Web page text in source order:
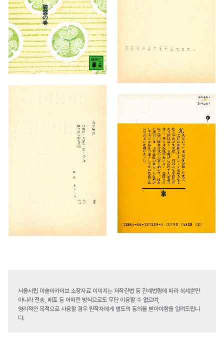
서울시립 미술아카이브 소장자료 이미지는 저작권법 등 관계법령에 따라 복제뿐만
아니라 전송, 배포 등 어떠한 방식으로도 무단 이용할 수 없으며,
영리적인 목적으로 사용할 경우 원작자에게 별도의 동의를 받아야함을 알려드립니
다.